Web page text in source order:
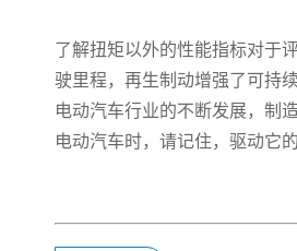
了解扭矩以外的性能指标对于
驶里程，再生制动增强了可持
电动汽车行业的不断发展，制
电动汽车时，请记住，驱动它